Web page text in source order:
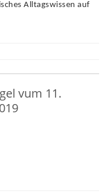
Alltagswissen auf
vum 11.